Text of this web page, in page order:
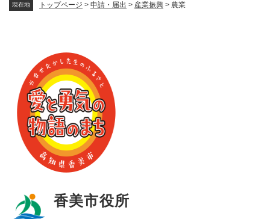
現在地 トップページ > 申請・届出 > 産業振興 > 農業
香美市役所